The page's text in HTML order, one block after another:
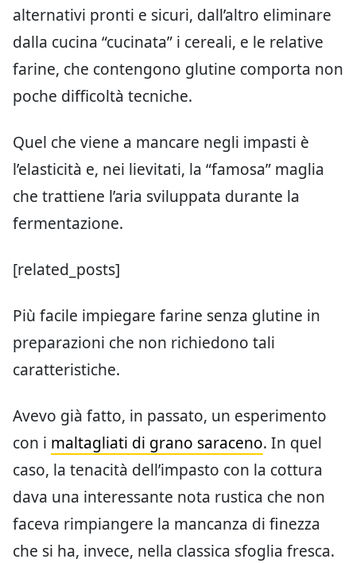
alternativi pronti e sicuri, dall’altro eliminare
dalla cucina “cucinata” i cereali, e le relative
farine, che contengono glutine comporta non
poche difficoltà tecniche.
Quel che viene a mancare negli impasti è
l’elasticità e, nei lievitati, la “famosa” maglia
che trattiene l’aria sviluppata durante la
fermentazione.
[related_posts]
Più facile impiegare farine senza glutine in
preparazioni che non richiedono tali
caratteristiche.
Avevo già fatto, in passato, un esperimento
con i maltagliati di grano saraceno. In quel
caso, la tenacità dell’impasto con la cottura
dava una interessante nota rustica che non
faceva rimpiangere la mancanza di finezza
che si ha, invece, nella classica sfoglia fresca.